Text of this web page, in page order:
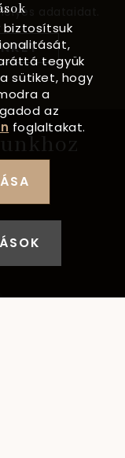
adataidat.
biztosítsuk
tegyük
sütiket, hogy
a
az
foglaltakat.